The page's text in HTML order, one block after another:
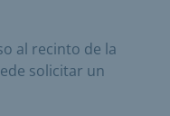
al recinto de la
solicitar un